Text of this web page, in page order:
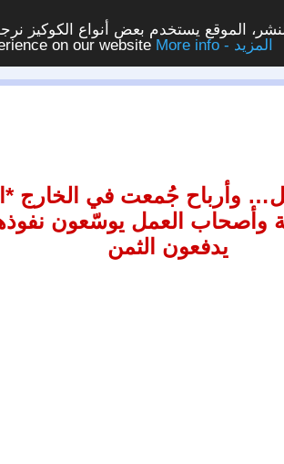
الموقع يستخدم بعض أنواع الكوكيز
on our website
More info - المزيد
وأرباح جُمعت في الخارج
السلطة وأصحاب العمل يوسّعون
يدفعون الثمن